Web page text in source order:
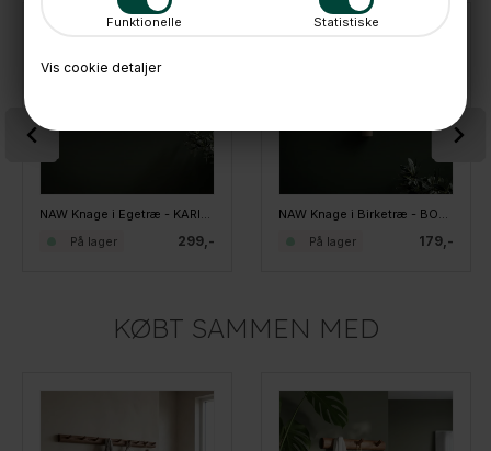
Funktionelle Statistiske
Vis cookie detaljer
NAW Knage i Egetræ - KARIN, 5 knager
299,-
På lager
NAW Knage i Birketræ - BODIL, 3 knager
179,-
På lager
KØBT SAMMEN MED